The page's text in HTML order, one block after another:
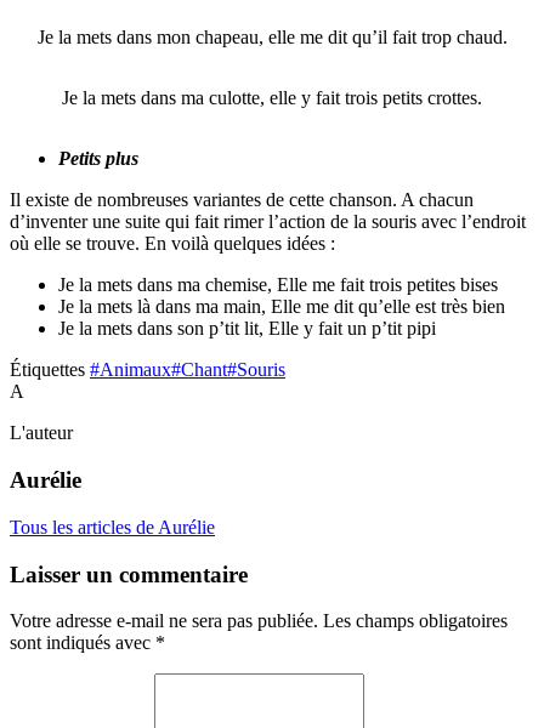
Je la mets dans mon chapeau, elle me dit qu’il fait trop chaud.
Je la mets dans ma culotte, elle y fait trois petits crottes.
Petits plus
Il existe de nombreuses variantes de cette chanson. A chacun
d’inventer une suite qui fait rimer l’action de la souris avec l’endroit
où elle se trouve. En voilà quelques idées :
Je la mets dans ma chemise, Elle me fait trois petites bises
Je la mets là dans ma main, Elle me dit qu’elle est très bien
Je la mets dans son p’tit lit, Elle y fait un p’tit pipi
Étiquettes #Animaux#Chant#Souris
A
L'auteur
Aurélie
Tous les articles de Aurélie
Laisser un commentaire
Votre adresse e-mail ne sera pas publiée. Les champs obligatoires
sont indiqués avec *